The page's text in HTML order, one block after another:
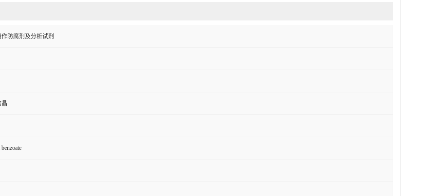
防腐剂及分析试剂
晶